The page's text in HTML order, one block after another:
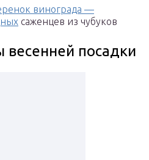
винограда —
саженцев из чубуков
посадки